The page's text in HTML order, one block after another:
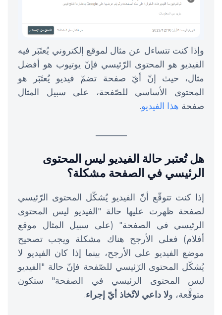
وإذا كنت تتساءل عن مثال لموقع إلكتروني يُعتَبَر فيه
الفيديو هو المحتوى الرّئيسي فإنّ يوتيوب هو أفضل
مثال، حيث إنّ أيّ صفحة تضمّ فيديو يُعتَبَر هو
المحتوى الأساسي للصّفحة، على سبيل المثال
صفحة هذا الفيديو.
هل تُعتبر حالة الفيديو ليس المحتوى
الرئيسي في الصفحة مشكلة؟
إذا كنت تتوقّع أنّ الفيديو يُشكّل المحتوى الرّئيسي
لصفحة ظهرت عليها حالة "الفيديو ليس المحتوى
الرئيسي في الصفحة" (على سبيل المثال موقع
أفلام) فعلى الأرجح هناك مشكلة ويجب تصحيح
موضع الفيديو على الأرجح، بينما إذا كان الفيديو لا
يُشكّل المحتوى الرّئيسي للصّفحة فإنّ حالة "الفيديو
ليس المحتوى الرئيسي في الصفحة" ستكون
متوقَّعة، ولا داعي لاتّخاذ أيّ إجراء.